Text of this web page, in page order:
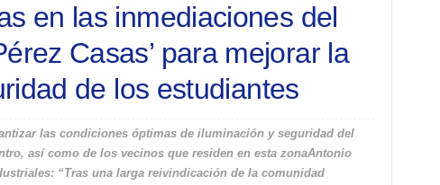
en las inmediaciones del
Casas’ para mejorar la
de los estudiantes
las condiciones óptimas de iluminación y seguridad del
así como de los vecinos que residen en esta zonaAntonio
“Tras una larga reivindicación de la comunidad